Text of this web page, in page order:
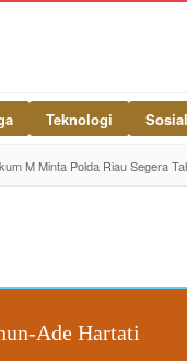
Teknologi
M Minta Polda Riau Segera
Ade Hartati